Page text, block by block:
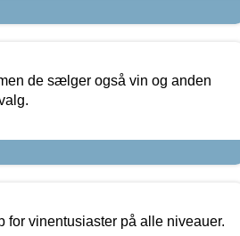
de sælger også vin og anden
for vinentusiaster på alle niveauer.